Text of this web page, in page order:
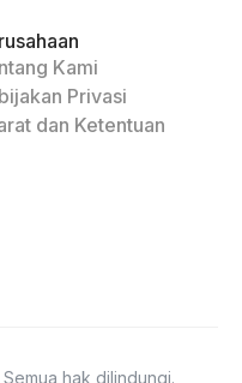
Kami
Privasi
dan Ketentuan
hak dilindungi.